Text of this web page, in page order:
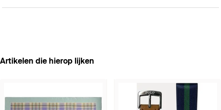
Artikelen die hierop lijken